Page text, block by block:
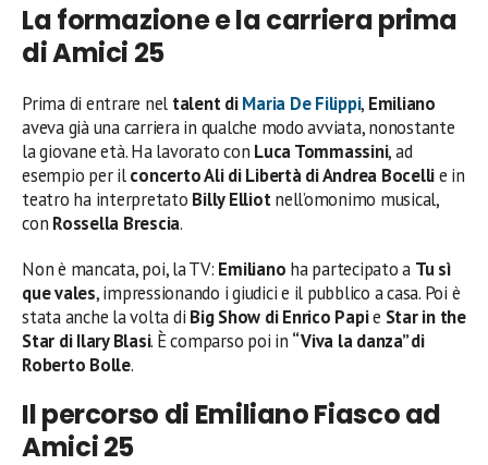
La formazione e la carriera prima
di Amici 25
Prima di entrare nel talent diMaria De Filippi, Emiliano
aveva già una carriera in qualche modo avviata, nonostante
la giovane età. Ha lavorato con Luca Tommassini, ad
esempio per ilconcerto Ali di Libertà di Andrea Bocellie in
teatro ha interpretato Billy Elliotnell’omonimo musical,
con Rossella Brescia.
Non è mancata, poi, la TV: Emiliano ha partecipato a Tu sì
que vales, impressionando i giudici e il pubblico a casa. Poi è
stata anche la volta di Big Show di Enrico Papie Star in the
Star di Ilary Blasi. È comparso poi in “Viva la danza” di
Roberto Bolle.
Il percorso di Emiliano Fiasco ad
Amici 25